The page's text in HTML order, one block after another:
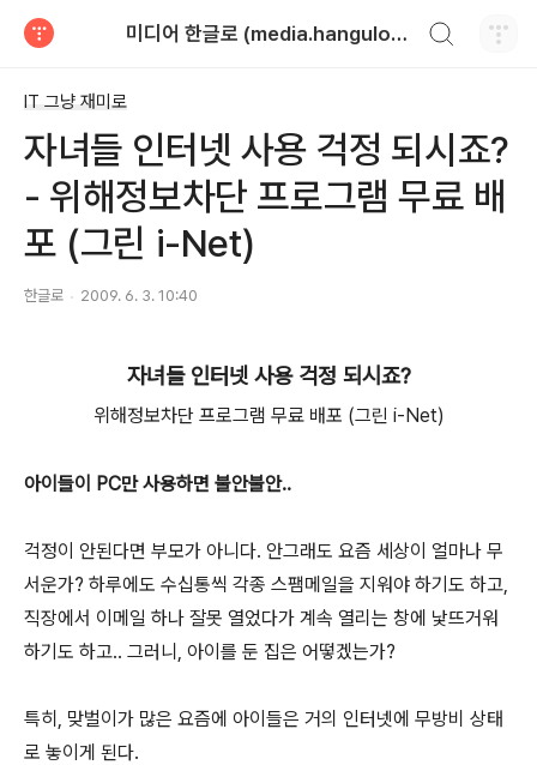
미디어 한글로 (media.hangulo.net)
IT 그냥 재미로
자녀들 인터넷 사용 걱정 되시죠?
- 위해정보차단 프로그램 무료 배
포 (그린 i-Net)
한글로 2009. 6. 3. 10:40
자녀들 인터넷 사용 걱정 되시죠?
위해정보차단 프로그램 무료 배포 (그린 i-Net)
아이들이 PC만 사용하면 불안불안..
걱정이 안된다면 부모가 아니다. 안그래도 요즘 세상이 얼마나 무
서운가? 하루에도 수십통씩 각종 스팸메일을 지워야 하기도 하고,
직장에서 이메일 하나 잘못 열었다가 계속 열리는 창에 낯뜨거워
하기도 하고.. 그러니, 아이를 둔 집은 어떻겠는가?
특히, 맞벌이가 많은 요즘에 아이들은 거의 인터넷에 무방비 상태
로 놓이게 된다.